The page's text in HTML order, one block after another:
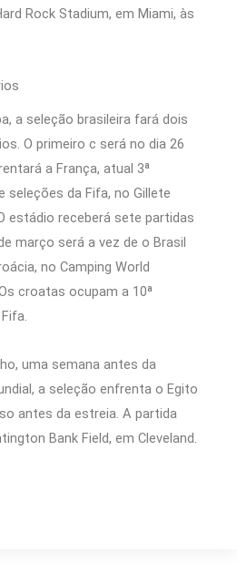
Rock Stadium, em Miami, às
a seleção brasileira fará dois
O primeiro c será no dia 26
a França, atual 3ª
seleções da Fifa, no Gillete
estádio receberá sete partidas
março será a vez de o Brasil
no Camping World
croatas ocupam a 10ª
uma semana antes da
a seleção enfrenta o Egito
antes da estreia. A partida
Bank Field, em Cleveland.